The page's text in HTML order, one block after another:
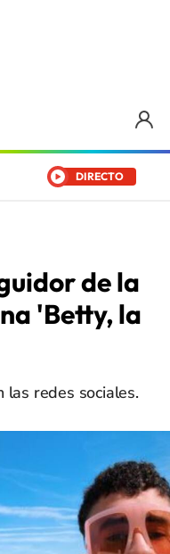
DIRECTO
de la
'Betty, la
las redes sociales.